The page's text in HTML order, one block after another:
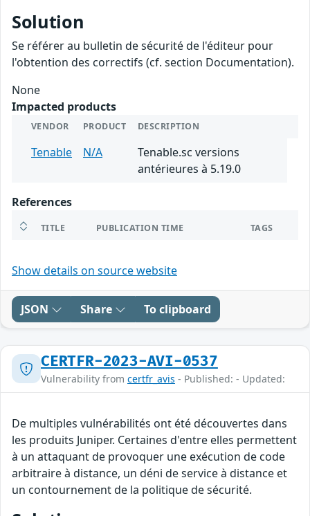
Solution
Se référer au bulletin de sécurité de l'éditeur pour
l'obtention des correctifs (cf. section Documentation).
None
Impacted products
VENDOR PRODUCT DESCRIPTION
Tenable N/A
Tenable.sc versions
antérieures à 5.19.0
References
TITLE PUBLICATION TIME TAGS
Show details on source website
JSON Share To clipboard
CERTFR-2023-AVI-0537
Vulnerability from certfr_avis - Published: - Updated:
De multiples vulnérabilités ont été découvertes dans
les produits Juniper. Certaines d'entre elles permettent
à un attaquant de provoquer une exécution de code
arbitraire à distance, un déni de service à distance et
un contournement de la politique de sécurité.